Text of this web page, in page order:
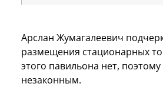
Арслан Жумагалеевич
размещения стационарных
этого павильона нет, поэтому
незаконным.